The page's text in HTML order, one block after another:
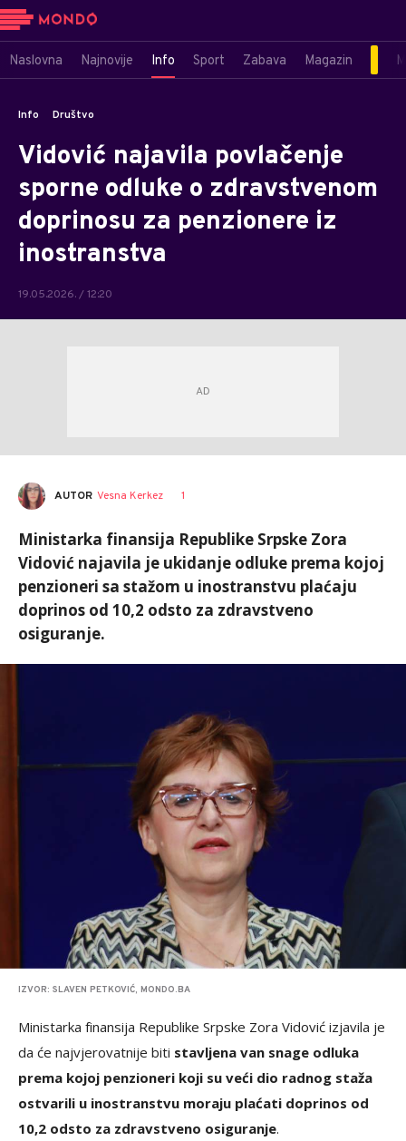
Naslovna Najnovije Info Sport Zabava Magazin
Info Društvo
Vidović najavila povlačenje
sporne odluke o zdravstvenom
doprinosu za penzionere iz
inostranstva
19.05.2026. / 12:20
AUTOR Vesna Kerkez 1
Ministarka finansija Republike Srpske Zora
Vidović najavila je ukidanje odluke prema kojoj
penzioneri sa stažom u inostranstvu plaćaju
doprinos od 10,2 odsto za zdravstveno
osiguranje.
IZVOR: SLAVEN PETKOVIĆ, MONDO.BA
Ministarka finansija Republike Srpske Zora Vidović izjavila je
da će najvjerovatnije biti stavljena van snage odluka
prema kojoj penzioneri koji su veći dio radnog staža
ostvarili u inostranstvu moraju plaćati doprinos od
10,2 odsto za zdravstveno osiguranje.